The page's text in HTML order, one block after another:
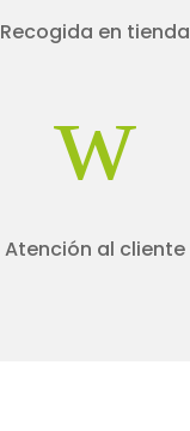
Recogida en tienda
w
Atención al cliente